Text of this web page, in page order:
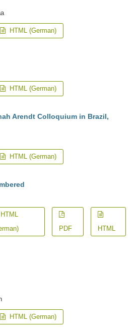
HTML (German)
HTML (German)
Arendt Colloquium in Brazil,
HTML (German)
HTML
PDF HTML
HTML (German)